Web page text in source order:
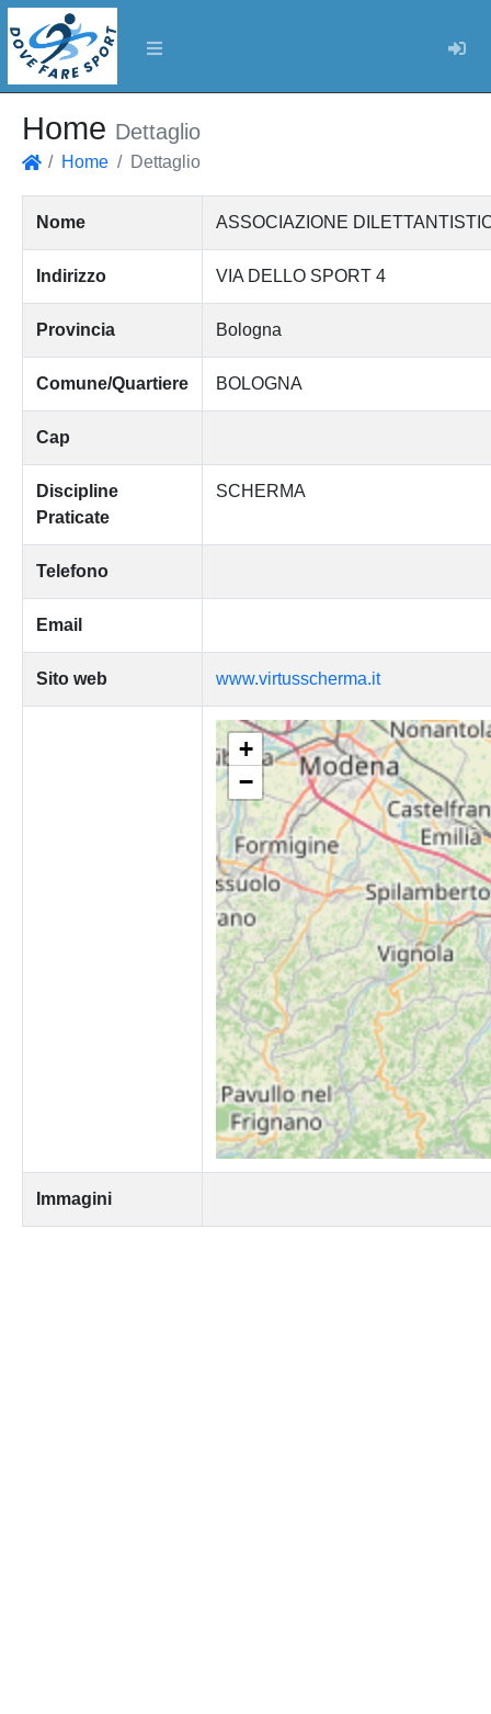
Home Dettaglio
Home Dettaglio
Nome ASSOCIAZIONE
Indirizzo VIA DELLO SPORT 4
Provincia Bologna
Comune/Quartiere BOLOGNA
Cap
Discipline
Praticate
SCHERMA
Telefono
Email
Sito web www.virtusscherma.it
+
−
Immagini